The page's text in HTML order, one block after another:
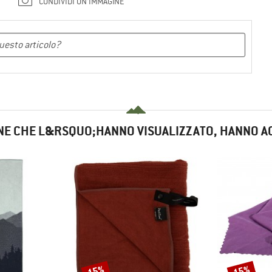
CHE L&RSQUO;HANNO VISUALIZZATO, HANNO
Sconto Sconto